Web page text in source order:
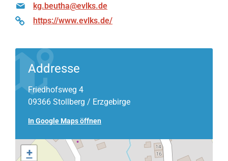
kg.beutha@evlks.de
https://www.evlks.de/
Addresse
Friedhofsweg 4
09366 Stollberg / Erzgebirge
In Google Maps öffnen
+